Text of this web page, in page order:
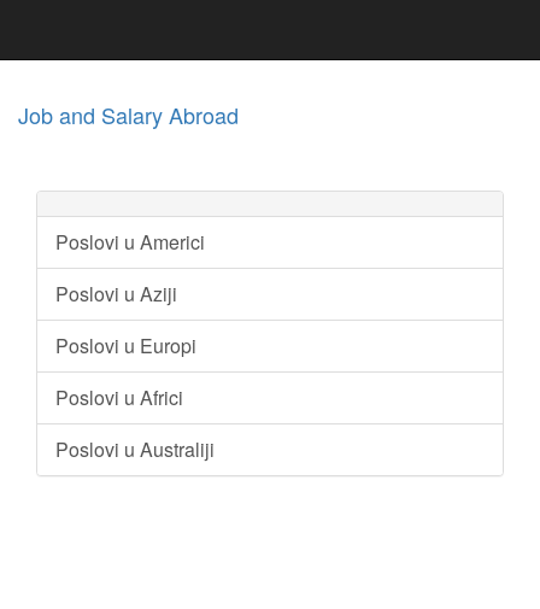
Job and Salary Abroad
Poslovi u Americi
Poslovi u Aziji
Poslovi u Europi
Poslovi u Africi
Poslovi u Australiji